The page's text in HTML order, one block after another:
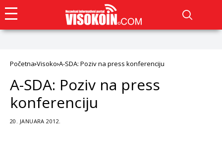
Početna Visoko A-SDA: Poziv na press konferenciju
A-SDA: Poziv na press
konferenciju
20. JANUARA 2012.